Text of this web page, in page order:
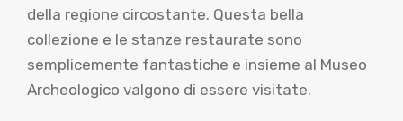
della regione circostante. Questa bella
collezione e le stanze restaurate sono
semplicemente fantastiche e insieme al Museo
Archeologico valgono di essere visitate.